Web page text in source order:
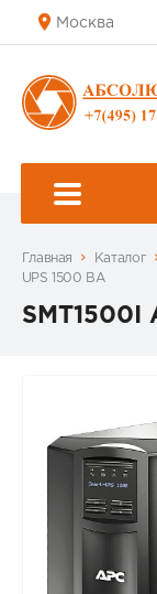
Москва
Главная Каталог
UPS 1500 ВА
SMT1500I